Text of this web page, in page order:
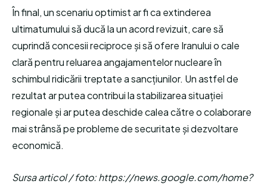
În final, un scenariu optimist ar fi ca extinderea
ultimatumului să ducă la un acord revizuit, care să
cuprindă concesii reciproce și să ofere Iranului o cale
clară pentru reluarea angajamentelor nucleare în
schimbul ridicării treptate a sancțiunilor. Un astfel de
rezultat ar putea contribui la stabilizarea situației
regionale și ar putea deschide calea către o colaborare
mai strânsă pe probleme de securitate și dezvoltare
economică.
Sursa articol / foto: https://news.google.com/home?